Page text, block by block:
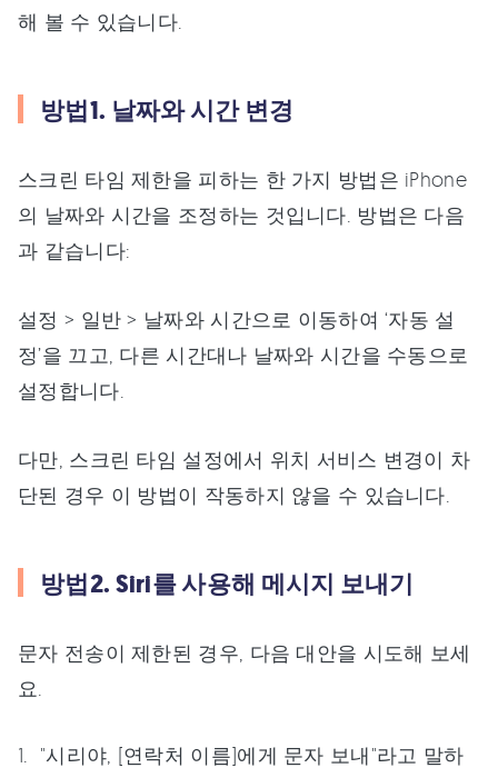
해 볼 수 있습니다.
방법1. 날짜와 시간 변경
스크린 타임 제한을 피하는 한 가지 방법은 iPhone
의 날짜와 시간을 조정하는 것입니다. 방법은 다음
과 같습니다:
설정 > 일반 > 날짜와 시간으로 이동하여 ‘자동 설
정’을 끄고, 다른 시간대나 날짜와 시간을 수동으로
설정합니다.
다만, 스크린 타임 설정에서 위치 서비스 변경이 차
단된 경우 이 방법이 작동하지 않을 수 있습니다.
방법2. Siri를 사용해 메시지 보내기
문자 전송이 제한된 경우, 다음 대안을 시도해 보세
요.
"시리야, [연락처 이름]에게 문자 보내"라고 말하